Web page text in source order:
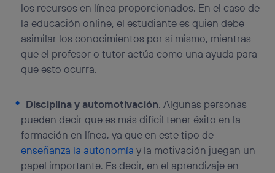
los recursos en línea proporcionados. En el caso de
la educación online, el estudiante es quien debe
asimilar los conocimientos por sí mismo, mientras
que el profesor o tutor actúa como una ayuda para
que esto ocurra.
Disciplina y automotivación. Algunas personas
pueden decir que es más difícil tener éxito en la
formación en línea, ya que en este tipo de
enseñanza la autonomíay la motivación juegan un
papel importante. Es decir, en el aprendizaje en